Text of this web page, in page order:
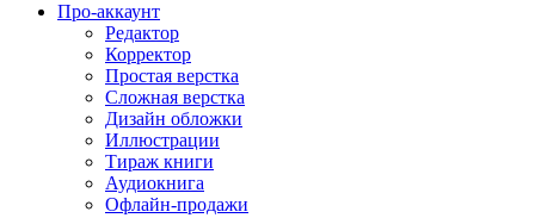
Про-аккаунт
Редактор
Корректор
Простая верстка
Сложная верстка
Дизайн обложки
Иллюстрации
Тираж книги
Аудиокнига
Офлайн-продажи